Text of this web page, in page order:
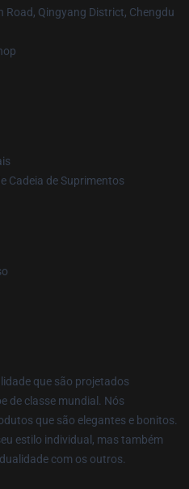
Road, Qingyang District, Chengdu
Cadeia de Suprimentos
que são projetados
de classe mundial. Nós
que são elegantes e bonitos.
estilo individual, mas também
com os outros.